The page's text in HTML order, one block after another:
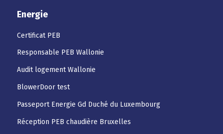
Energie
Certificat PEB
Responsable PEB Wallonie
Audit logement Wallonie
BlowerDoor test
Passeport Energie Gd Duché du Luxembourg
Réception PEB chaudière Bruxelles